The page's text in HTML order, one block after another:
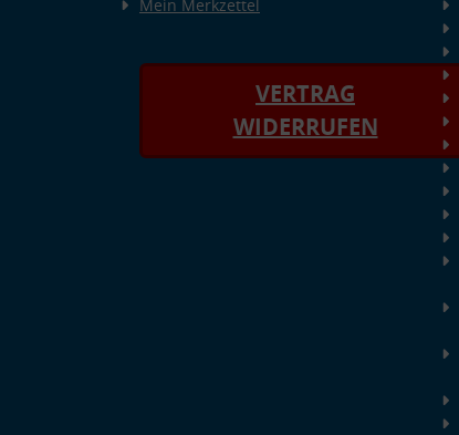
Mein Merkzettel
VERTRAG
WIDERRUFEN